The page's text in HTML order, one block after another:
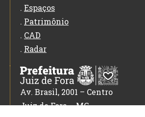
. Espaços
. Patrimônio
. CAD
. Radar
Av. Brasil, 2001 – Centro
Juiz de Fora – MG